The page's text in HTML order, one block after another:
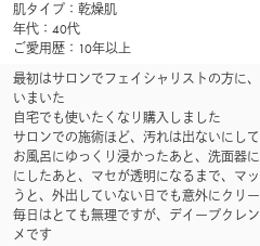
肌タイプ：乾燥肌
年代：40代
ご愛用歴：10年以上
最初はサロンでフェイシャリストの方に
いまいた
自宅でも使いたくなり購入しました
サロンでの施術ほど、汚れは出ないにして
お風呂にゆっくり浸かったあと、洗面器
にしたあと、マセが透明になるまで、マ
うと、外出していない日でも意外にクリ
毎日はとても無理ですが、デイープクレ
メです